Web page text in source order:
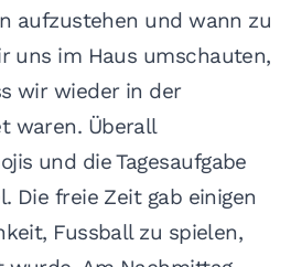
aufzustehen und wann zu
uns im Haus umschauten,
wir wieder in der
waren. Überall
und die Tagesaufgabe
Die freie Zeit gab einigen
Fussball zu spielen,